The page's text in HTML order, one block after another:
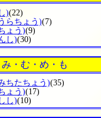
)(22)
らちょう)(7)
ょう)(9)
し)(30)
み・む・め・も
ちたちょう)(35)
ょう)(17)
し)(10)